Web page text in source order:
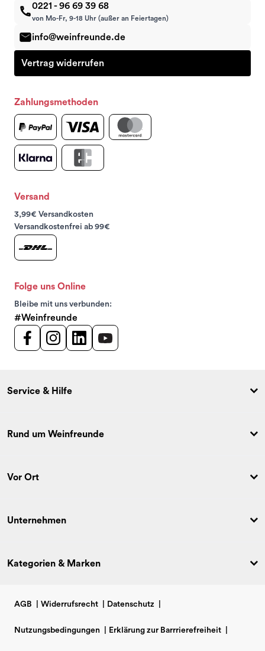
0221 - 96 69 39 68
von Mo-Fr, 9-18 Uhr (außer an Feiertagen)
info@weinfreunde.de
Vertrag widerrufen
Zahlungsmethoden
Versand
3,99€ Versandkosten
Versandkostenfrei ab 99€
Folge uns Online
Bleibe mit uns verbunden:
#Weinfreunde
Service & Hilfe
Rund um Weinfreunde
Vor Ort
Unternehmen
Kategorien & Marken
AGB Widerrufsrecht Datenschutz
Nutzungsbedingungen Erklärung zur Barrrierefreiheit